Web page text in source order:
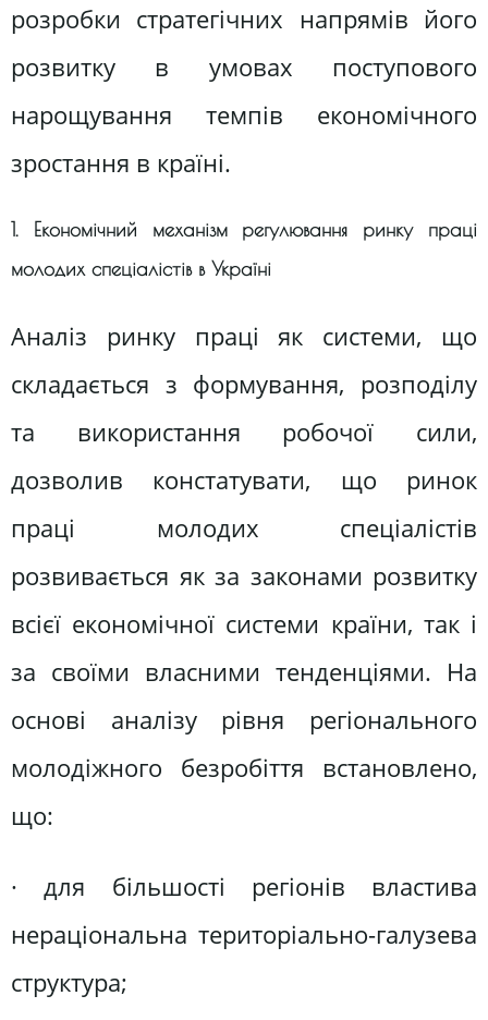
розробки стратегічних напрямів його
розвитку в умовах поступового
нарощування темпів економічного
зростання в країні.
1. Економічний механізм регулювання ринку праці
молодих спеціалістів в Україні
Аналіз ринку праці як системи, що
складається з формування, розподілу
та використання робочої сили,
дозволив констатувати, що ринок
праці молодих спеціалістів
розвивається як за законами розвитку
всієї економічної системи країни, так і
за своїми власними тенденціями. На
основі аналізу рівня регіонального
молодіжного безробіття встановлено,
що:
· для більшості регіонів властива
нераціональна територіально-галузева
структура;